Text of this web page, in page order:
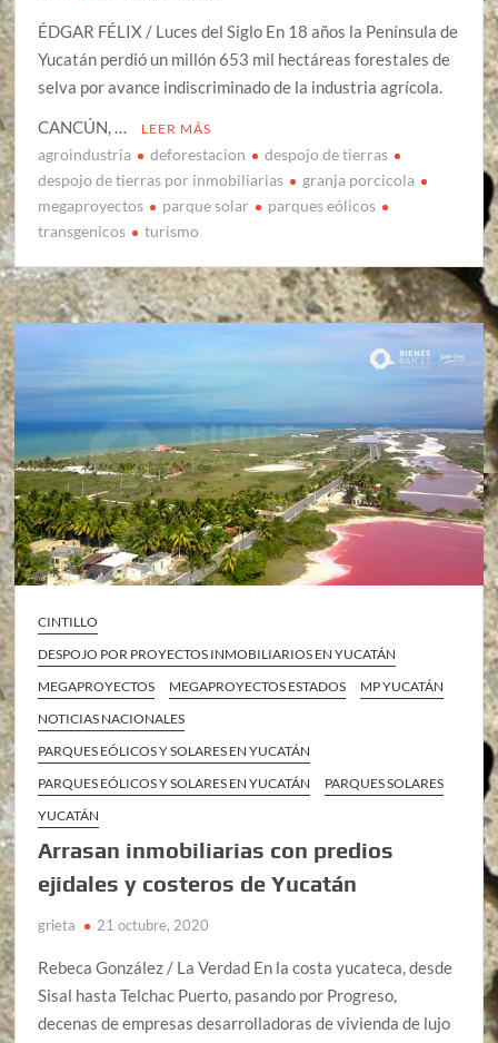
ÉDGAR FÉLIX / Luces del Siglo En 18 años la Península de
Yucatán perdió un millón 653 mil hectáreas forestales de
selva por avance indiscriminado de la industria agrícola.
CANCÚN, …
LEER MÁS
agroindustria deforestacion
despojo de tierras
despojo de tierras por inmobiliarias
granja porcicola
megaproyectos
parque solar
parques eólicos
transgenicos
turismo
CINTILLO
DESPOJO POR PROYECTOS INMOBILIARIOS EN YUCATÁN
MEGAPROYECTOS
MEGAPROYECTOS ESTADOS
MP YUCATÁN
NOTICIAS NACIONALES
PARQUES EÓLICOS Y SOLARES EN YUCATÁN
PARQUES EÓLICOS Y SOLARES EN YUCATÁN
PARQUES SOLARES
YUCATÁN
Arrasan inmobiliarias con predios
ejidales y costeros de Yucatán
grieta 21 octubre, 2020
Rebeca González / La Verdad En la costa yucateca, desde
Sisal hasta Telchac Puerto, pasando por Progreso,
decenas de empresas desarrolladoras de vivienda de lujo